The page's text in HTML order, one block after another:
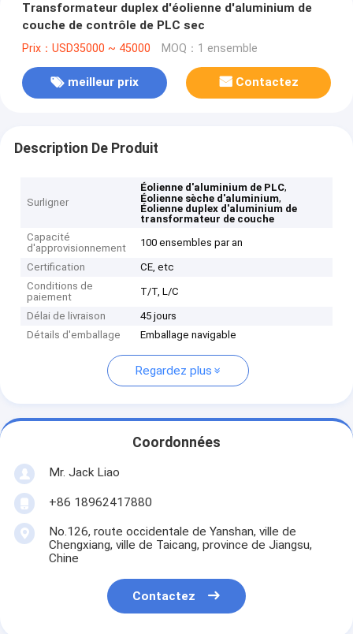
Transformateur duplex d'éolienne d'aluminium de
couche de contrôle de PLC sec
Prix：USD35000 ~ 45000 MOQ：1 ensemble
meilleur prix Contactez
Description De Produit
Surligner
Éolienne d'aluminium de PLC,
Éolienne sèche d'aluminium,
Éolienne duplex d'aluminium de
transformateur de couche
Capacité
d'approvisionnement
100 ensembles par an
Certification
CE, etc
Conditions de
paiement
T/T, L/C
Délai de livraison
45 jours
Détails d'emballage
Emballage navigable
Regardez plus
Coordonnées
Mr. Jack Liao
+86 18962417880
No.126, route occidentale de Yanshan, ville de
Chengxiang, ville de Taicang, province de Jiangsu,
Chine
Contactez